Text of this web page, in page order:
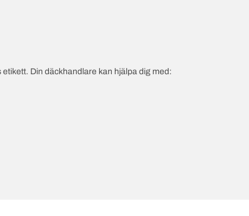
Din däckhandlare kan hjälpa dig med: